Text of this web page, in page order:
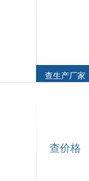
查生产厂家
查价格